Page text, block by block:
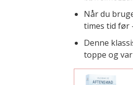
Når du
times tid før
Denne
toppe og